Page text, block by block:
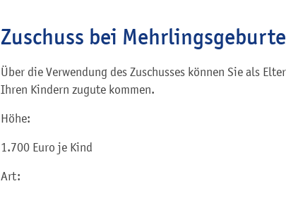
Zuschuss bei
Über die Verwendung des Zuschusses können Sie als
Ihren Kindern zugute kommen.
Höhe:
1.700 Euro je Kind
Art: